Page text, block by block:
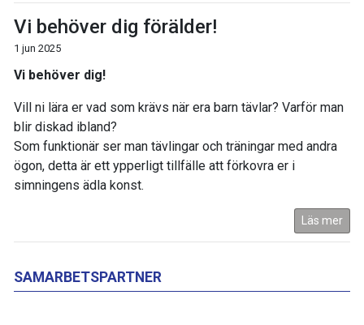
Vi behöver dig förälder!
1 jun 2025
Vi behöver dig!
Vill ni lära er vad som krävs när era barn tävlar? Varför man
blir diskad ibland?
Som funktionär ser man tävlingar och träningar med andra
ögon, detta är ett ypperligt tillfälle att förkovra er i
simningens ädla konst.
Läs mer
SAMARBETSPARTNER